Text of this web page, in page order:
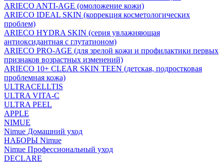
ARIECO ANTI-AGE (омоложение кожи)
ARIECO IDEAL SKIN (коррекция косметологических
проблем)
ARIECO HYDRA SKIN (серия увлажняющая
антиоксидантная с глутатионом)
ARIECO PRO-AGE (для зрелой кожи и профилактики первых
признаков возрастных изменений)
ARIECO 10+ CLEAR SKIN TEEN (детская, подростковая
проблемная кожа)
ULTRACELLTIS
ULTRA VITA-C
ULTRA PEEL
APPLE
NIMUE
Nimue Домашний уход
НАБОРЫ Nimue
Nimue Профессиональный уход
DECLARE